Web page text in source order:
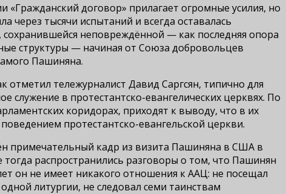
договор» прилагает огромные усилия, но
тысячи испытаний и всегда оставалась
неповреждённой — как последняя опора
структуры — начиная от Союза добровольцев
Пашиняна.
тележурналист Давид Саргсян, типично для
служение в протестантско-евангелических церквях. По
коридорах, приходят к выводу, что в их
протестантско-евангельской церкви.
примечательный кадр из визита Пашиняна в США в
распространились разговоры о том, что Пашинян
он не имеет никакого отношения к ААЦ: не посещал
литургии, не следовал семи таинствам